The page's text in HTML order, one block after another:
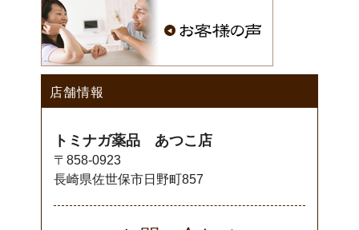
店舗情報
トミナガ薬品 あつこ店
〒858-0923
長崎県佐世保市日野町857